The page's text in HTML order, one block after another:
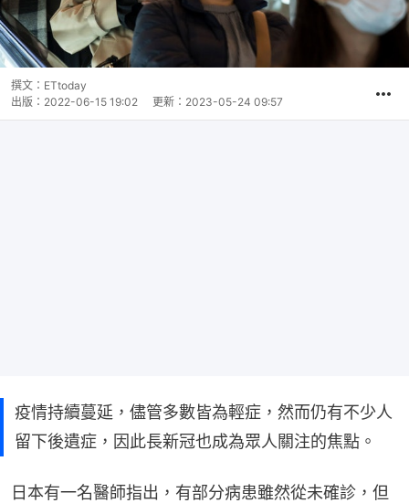
撰文： ETtoday
出版： 2022-06-15 19:02 更新： 2023-05-24 09:57
疫情持續蔓延，儘管多數皆為輕症，然而仍有不少人
留下後遺症，因此長新冠也成為眾人關注的焦點。
日本有一名醫師指出，有部分病患雖然從未確診，但